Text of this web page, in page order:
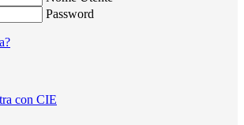
Password
con CIE